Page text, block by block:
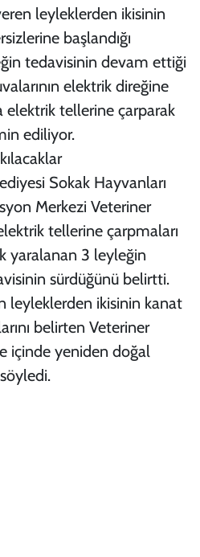
leyleklerden ikisinin
başlandığı
tedavisinin devam ettiği
elektrik direğine
elektrik tellerine çarparak
ediliyor.
Sokak Hayvanları
Merkezi Veteriner
tellerine çarpmaları
yaralanan 3 leyleğin
sürdüğünü belirtti.
leyleklerden ikisinin kanat
belirten Veteriner
içinde yeniden doğal